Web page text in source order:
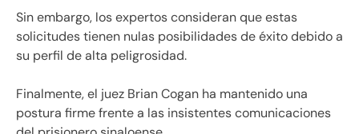
Sin embargo, los expertos consideran que estas
solicitudes tienen nulas posibilidades de éxito debido a
su perfil de alta peligrosidad.
Finalmente, el juez Brian Cogan ha mantenido una
postura firme frente a las insistentes comunicaciones